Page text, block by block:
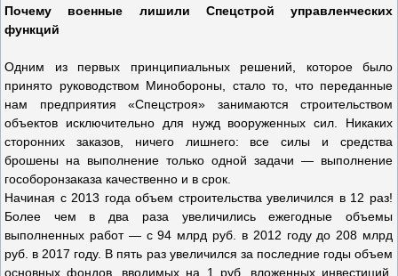
Почему военные лишили Спецстрой управленческих
функций
Одним из первых принципиальных решений, которое было
принято руководством Минобороны, стало то, что переданные
нам предприятия «Спецстроя» занимаются строительством
объектов исключительно для нужд вооруженных сил. Никаких
сторонних заказов, ничего лишнего: все силы и средства
брошены на выполнение только одной задачи — выполнение
гособоронзаказа качественно и в срок.
Начиная с 2013 года объем строительства увеличился в 12 раз!
Более чем в два раза увеличились ежегодные объемы
выполненных работ — с 94 млрд руб. в 2012 году до 208 млрд
руб. в 2017 году. В пять раз увеличился за последние годы объем
основных фондов, вводимых на 1 руб. вложенных инвестиций.